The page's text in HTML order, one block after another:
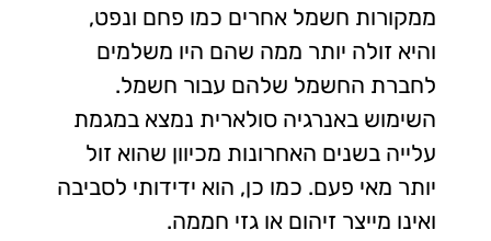
ממקורות חשמל אחרים כמו פחם ונפט,
והיא זולה יותר ממה שהם היו משלמים
לחברת החשמל שלהם עבור חשמל.
השימוש באנרגיה סולארית נמצא במגמת
עלייה בשנים האחרונות מכיוון שהוא זול
יותר מאי פעם. כמו כן, הוא ידידותי לסביבה
ואינו מייצר זיהום או גזי חממה.